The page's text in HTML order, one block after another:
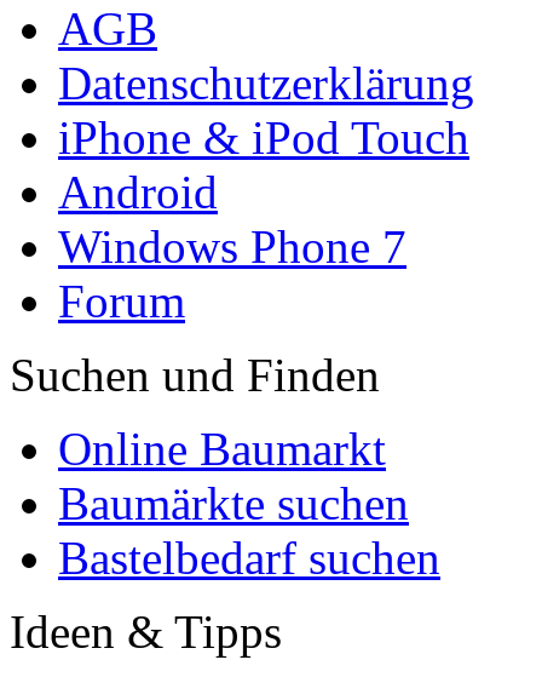
AGB
Datenschutzerklärung
iPhone & iPod Touch
Android
Windows Phone 7
Forum
Suchen und Finden
Online Baumarkt
Baumärkte suchen
Bastelbedarf suchen
Ideen & Tipps